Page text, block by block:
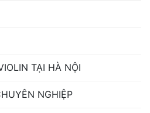
TẠI HÀ NỘI
NGHIỆP